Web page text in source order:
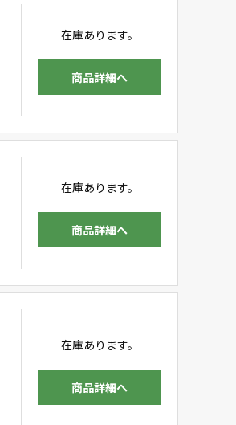
在庫あります。
商品詳細へ
在庫あります。
商品詳細へ
在庫あります。
商品詳細へ